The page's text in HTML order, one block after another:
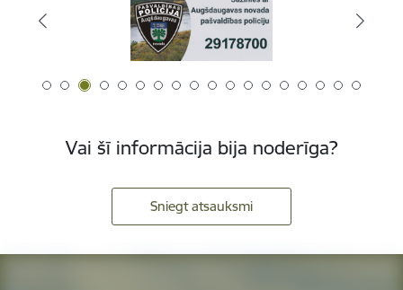
Vai šī informācija bija noderīga?
Sniegt atsauksmi